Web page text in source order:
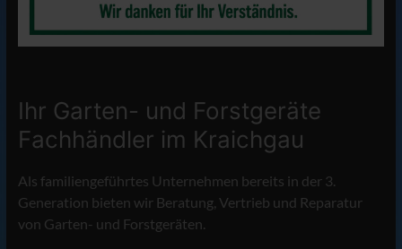
Ihr Garten- und Forstgeräte
Fachhändler im Kraichgau
Als familiengeführtes Unternehmen bereits in der 3.
Generation bieten wir Beratung, Vertrieb und Reparatur
von Garten- und Forstgeräten.